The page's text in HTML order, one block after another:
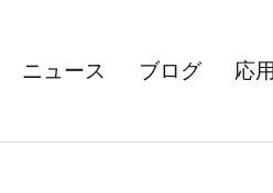
ニュース ブログ 応用